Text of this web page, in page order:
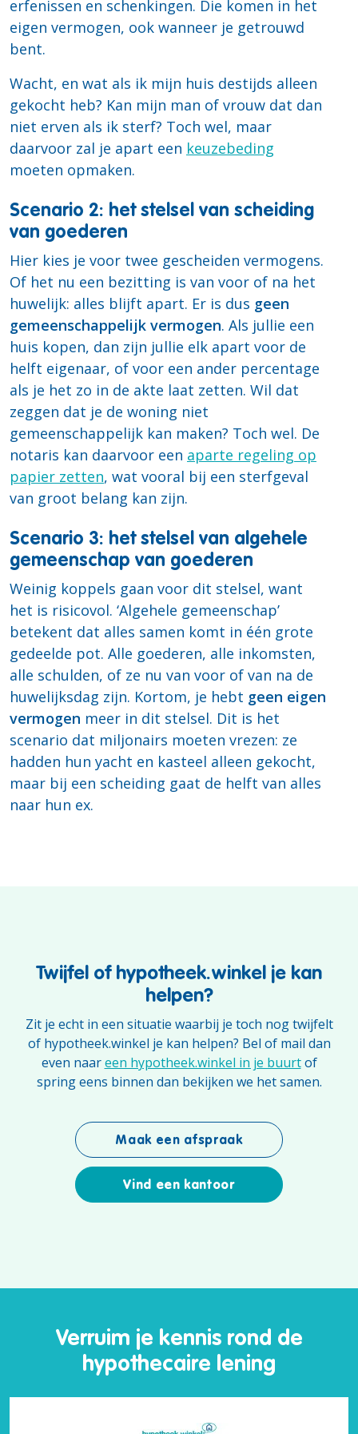
erfenissen en schenkingen. Die komen in het
eigen vermogen, ook wanneer je getrouwd
bent.
Wacht, en wat als ik mijn huis destijds alleen
gekocht heb? Kan mijn man of vrouw dat dan
niet erven als ik sterf? Toch wel, maar
daarvoor zal je apart een keuzebeding
moeten opmaken.
Scenario 2: het stelsel van scheiding
van goederen
Hier kies je voor twee gescheiden vermogens.
Of het nu een bezitting is van voor of na het
huwelijk: alles blijft apart. Er is dus geen
gemeenschappelijk vermogen. Als jullie een
huis kopen, dan zijn jullie elk apart voor de
helft eigenaar, of voor een ander percentage
als je het zo in de akte laat zetten. Wil dat
zeggen dat je de woning niet
gemeenschappelijk kan maken? Toch wel. De
notaris kan daarvoor een aparte regeling op
papier zetten, wat vooral bij een sterfgeval
van groot belang kan zijn.
Scenario 3: het stelsel van algehele
gemeenschap van goederen
Weinig koppels gaan voor dit stelsel, want
het is risicovol. ‘Algehele gemeenschap’
betekent dat alles samen komt in één grote
gedeelde pot. Alle goederen, alle inkomsten,
alle schulden, of ze nu van voor of van na de
huwelijksdag zijn. Kortom, je hebt geen eigen
vermogen meer in dit stelsel. Dit is het
scenario dat miljonairs moeten vrezen: ze
hadden hun yacht en kasteel alleen gekocht,
maar bij een scheiding gaat de helft van alles
naar hun ex.
Twijfel of hypotheek.winkel je kan
helpen?
Zit je echt in een situatie waarbij je toch nog twijfelt
of hypotheek.winkel je kan helpen? Bel of mail dan
even naareen hypotheek.winkel in je buurtof
spring eens binnen dan bekijken we het samen.
Maak een afspraak
Vind een kantoor
Verruim je kennis rond de
hypothecaire lening